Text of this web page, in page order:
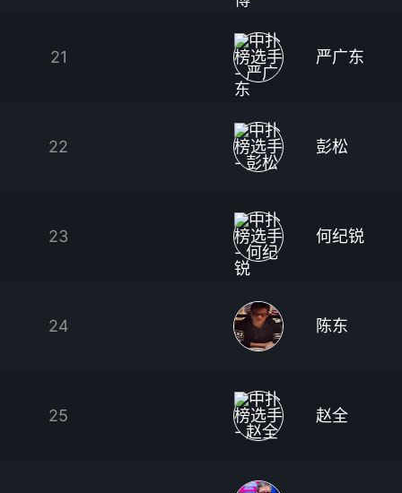
21 严广东
22 彭松
23 何纪锐
24 陈东
25 赵全